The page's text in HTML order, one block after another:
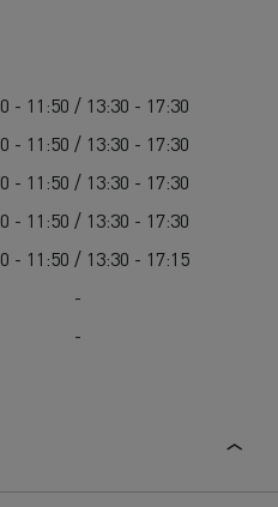
- 11:50 / 13:30 - 17:30
- 11:50 / 13:30 - 17:30
- 11:50 / 13:30 - 17:30
- 11:50 / 13:30 - 17:30
- 11:50 / 13:30 - 17:15
-
-